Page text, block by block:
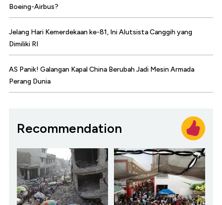
Boeing-Airbus?
Jelang Hari Kemerdekaan ke-81, Ini Alutsista Canggih yang
Dimiliki RI
AS Panik! Galangan Kapal China Berubah Jadi Mesin Armada
Perang Dunia
Recommendation